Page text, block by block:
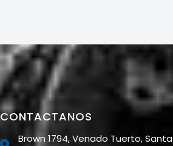
CONTACTANOS
Brown 1794, Venado Tuerto, Santa